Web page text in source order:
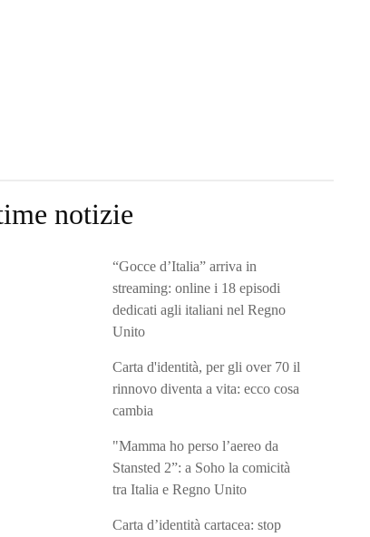
notizie
“Gocce d’Italia” arriva in
streaming: online i 18 episodi
dedicati agli italiani nel Regno
Unito
Carta d'identità, per gli over 70 il
rinnovo diventa a vita: ecco cosa
cambia
"Mamma ho perso l’aereo da
Stansted 2”: a Soho la comicità
tra Italia e Regno Unito
Carta d’identità cartacea: stop